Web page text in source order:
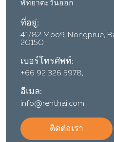
พัทยาตะวันออก
ที่อยู่:
41/82 Moo9, Nongprue,
20150
เบอร์โทรศัพท์:
+66 92 326 5978,
อีเมล:
info@renthai.com
ติดต่อเรา